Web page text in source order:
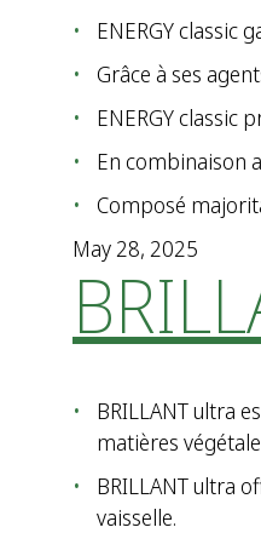
ENERGY classic
Grâce à ses
ENERGY classic
En combinaison
Composé
May 28, 2025
BRILLANT ultra
matières
BRILLANT ultra
vaisselle.